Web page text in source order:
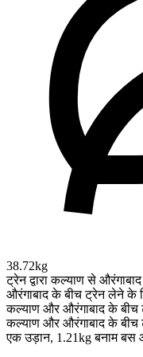
38.72kg
ट्रेन द्वारा कल्याण से
औरंगाबाद के बीच ट्रेन लेने के
कल्याण और औरंगाबाद के बीच
कल्याण और औरंगाबाद के
एक उड़ान, 1.21kg बनाम बस